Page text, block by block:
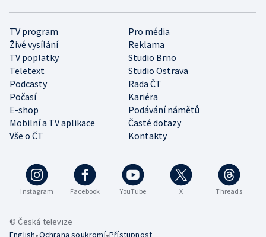
Instagram Facebook YouTube X Threads
TV program
Pro média
Živé vysílání
Reklama
TV poplatky
Studio Brno
Teletext
Studio Ostrava
Podcasty
Rada ČT
Počasí
Kariéra
E-shop
Podávání námětů
Mobilní a TV aplikace
Časté dotazy
Vše o ČT
Kontakty
© Česká televize
English•Ochrana soukromí•Přístupnost